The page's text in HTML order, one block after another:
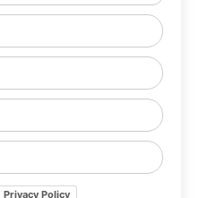
Privacy Policy